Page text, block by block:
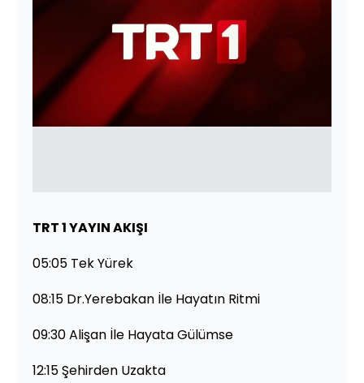
TRT 1 YAYIN AKIŞI
05:05 Tek Yürek
08:15 Dr.Yerebakan İle Hayatın Ritmi
09:30 Alişan İle Hayata Gülümse
12:15 Şehirden Uzakta